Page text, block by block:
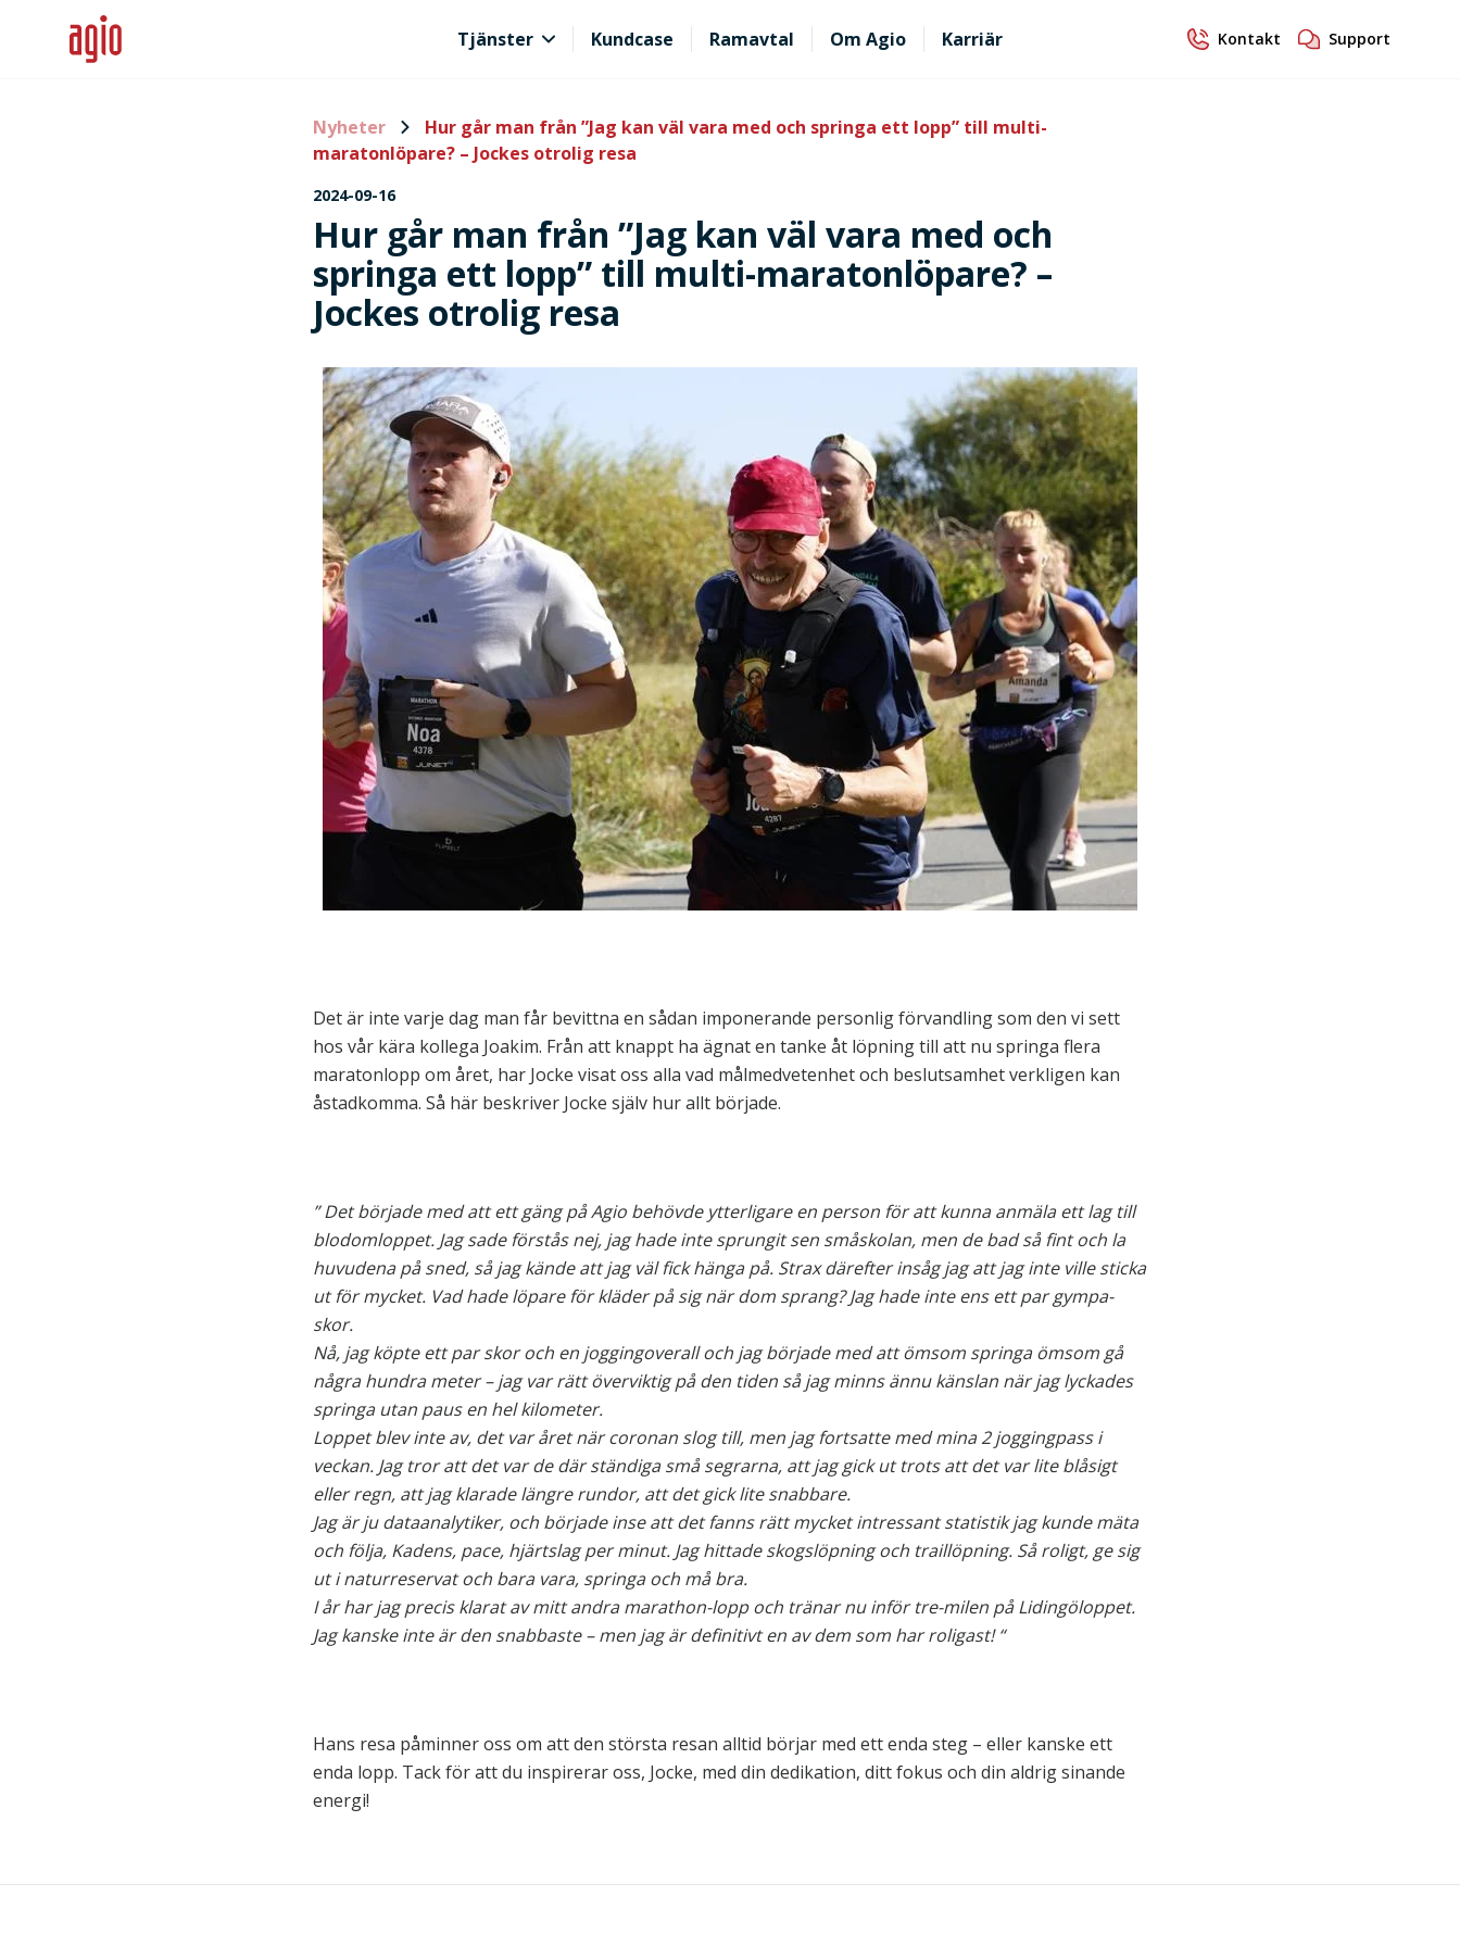
Tjänster Kundcase Ramavtal Om Agio Karriär Kontakt Support
Nyheter
Hur går man från ”Jag kan väl vara med och springa ett lopp” till multi-
maratonlöpare? – Jockes otrolig resa
2024-09-16
Hur går man från ”Jag kan väl vara med och
springa ett lopp” till multi-maratonlöpare? –
Jockes otrolig resa
Det är inte varje dag man får bevittna en sådan imponerande personlig förvandling som den vi sett
hos vår kära kollega Joakim. Från att knappt ha ägnat en tanke åt löpning till att nu springa flera
maratonlopp om året, har Jocke visat oss alla vad målmedvetenhet och beslutsamhet verkligen kan
åstadkomma. Så här beskriver Jocke själv hur allt började.
” Det började med att ett gäng på Agio behövde ytterligare en person för att kunna anmäla ett lag till
blodomloppet. Jag sade förstås nej, jag hade inte sprungit sen småskolan, men de bad så fint och la
huvudena på sned, så jag kände att jag väl fick hänga på. Strax därefter insåg jag att jag inte ville sticka
ut för mycket. Vad hade löpare för kläder på sig när dom sprang? Jag hade inte ens ett par gympa-
skor.
Nå, jag köpte ett par skor och en joggingoverall och jag började med att ömsom springa ömsom gå
några hundra meter – jag var rätt överviktig på den tiden så jag minns ännu känslan när jag lyckades
springa utan paus en hel kilometer.
Loppet blev inte av, det var året när coronan slog till, men jag fortsatte med mina 2 joggingpass i
veckan. Jag tror att det var de där ständiga små segrarna, att jag gick ut trots att det var lite blåsigt
eller regn, att jag klarade längre rundor, att det gick lite snabbare.
Jag är ju dataanalytiker, och började inse att det fanns rätt mycket intressant statistik jag kunde mäta
och följa, Kadens, pace, hjärtslag per minut. Jag hittade skogslöpning och traillöpning. Så roligt, ge sig
ut i naturreservat och bara vara, springa och må bra.
I år har jag precis klarat av mitt andra marathon-lopp och tränar nu inför tre-milen på Lidingöloppet.
Jag kanske inte är den snabbaste – men jag är definitivt en av dem som har roligast! “
Hans resa påminner oss om att den största resan alltid börjar med ett enda steg – eller kanske ett
enda lopp. Tack för att du inspirerar oss, Jocke, med din dedikation, ditt fokus och din aldrig sinande
energi!